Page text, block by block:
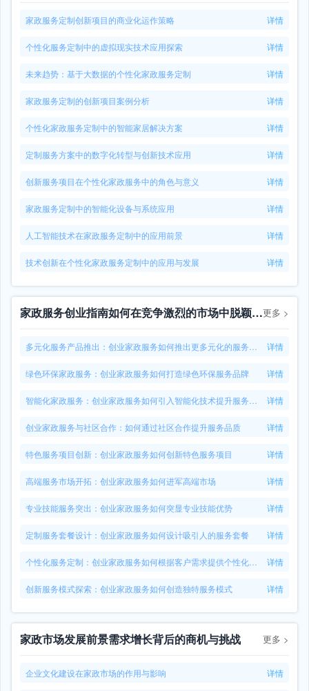
家政服务定制创新项目的商业化运作策略 详情
个性化服务定制中的虚拟现实技术应用探索 详情
未来趋势：基于大数据的个性化家政服务定制 详情
家政服务定制的创新项目案例分析 详情
个性化家政服务定制中的智能家居解决方案 详情
定制服务方案中的数字化转型与创新技术应用 详情
创新服务项目在个性化家政服务中的角色与意义 详情
家政服务定制中的智能化设备与系统应用 详情
人工智能技术在家政服务定制中的应用前景 详情
技术创新在个性化家政服务定制中的应用与发展 详情
家政服务创业指南如何在竞争激烈的市场中脱颖而出更多 >
详情
绿色环保家政服务：创业家政服务如何打造绿色环保服务品牌 详情
详情
创业家政服务与社区合作：如何通过社区合作提升服务品质 详情
特色服务项目创新：创业家政服务如何创新特色服务项目 详情
高端服务市场开拓：创业家政服务如何进军高端市场 详情
专业技能服务突出：创业家政服务如何突显专业技能优势 详情
定制服务套餐设计：创业家政服务如何设计吸引人的服务套餐 详情
详情
创新服务模式探索：创业家政服务如何创造独特服务模式 详情
家政市场发展前景需求增长背后的商机与挑战 更多 >
企业文化建设在家政市场的作用与影响 详情